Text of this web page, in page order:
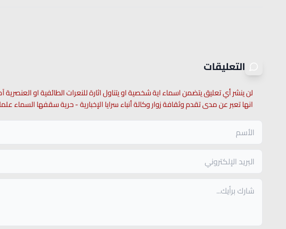
التعليقات
لن ينشر أي تعليق يتضمن اسماء اية شخصية او يتناول اثارة للنعرات الطائفية او
انها تعبر عن مدى تقدم وثقافة زوار وكالة أنباء سرايا الإخبارية - حرية سقفها السماء